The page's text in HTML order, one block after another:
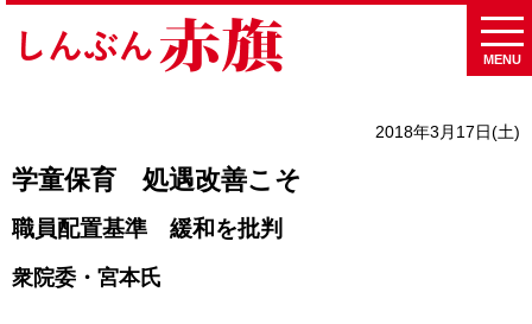
MENU
2018年3月17日(土)
学童保育 処遇改善こそ
職員配置基準 緩和を批判
衆院委・宮本氏